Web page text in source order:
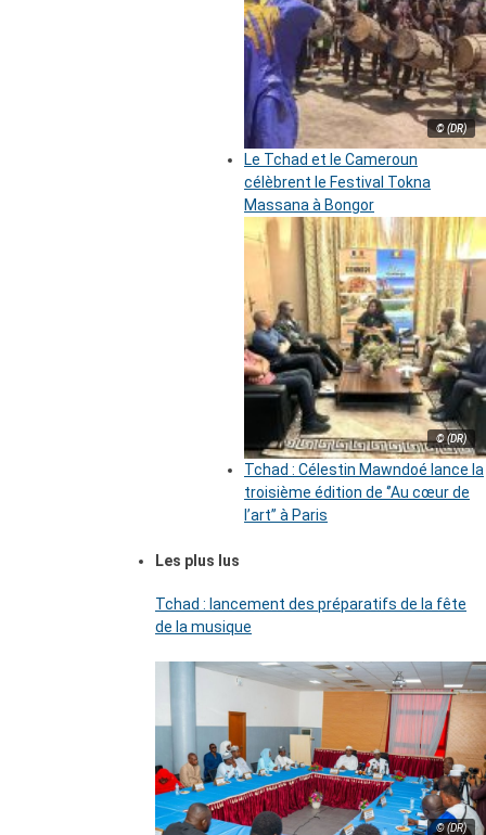
© (DR)
Le Tchad et le Cameroun
célèbrent le Festival Tokna
Massana à Bongor
© (DR)
Tchad : Célestin Mawndoé lance la
troisième édition de ‘’Au cœur de
l’art’’ à Paris
Les plus lus
Tchad : lancement des préparatifs de la fête
de la musique
© (DR)